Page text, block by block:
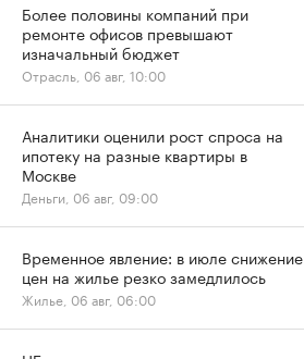
Более половины компаний при
ремонте офисов превышают
изначальный бюджет
Отрасль, 06 авг, 10:00
Аналитики оценили рост спроса на
ипотеку на разные квартиры в
Москве
Деньги, 06 авг, 09:00
Временное явление: в июле снижение
цен на жилье резко замедлилось
Жилье, 06 авг, 06:00